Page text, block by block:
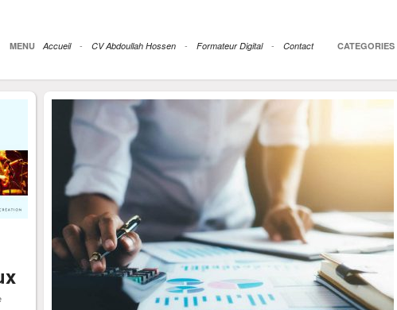
MENU Accueil - CV Abdoullah Hossen - Formateur Digital - Contact CATEGORIES